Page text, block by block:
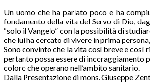
Un uomo che ha parlato poco e ha
fondamento della vita del Servo di Dio,
“solo il Vangelo” con la possibilità di
che lui ha cercato di vivere in prima
Sono convinto che la vita così breve e
pertanto possa essere di incoraggiamento
coloro che operano nell’ambito sanitario.
Dalla Presentazione di mons. Giuseppe